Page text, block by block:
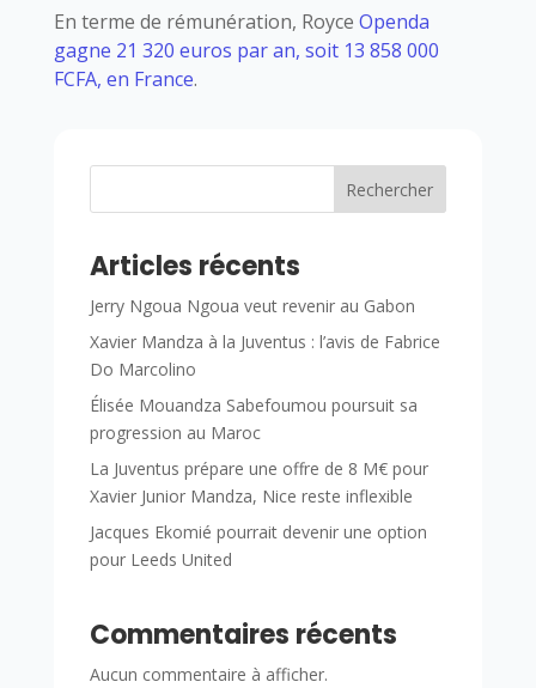
En terme de rémunération, Royce Openda
gagne 21 320 euros par an, soit 13 858 000
FCFA, en France.
Rechercher
Articles récents
Jerry Ngoua Ngoua veut revenir au Gabon
Xavier Mandza à la Juventus : l’avis de Fabrice
Do Marcolino
Élisée Mouandza Sabefoumou poursuit sa
progression au Maroc
La Juventus prépare une offre de 8 M€ pour
Xavier Junior Mandza, Nice reste inflexible
Jacques Ekomié pourrait devenir une option
pour Leeds United
Commentaires récents
Aucun commentaire à afficher.